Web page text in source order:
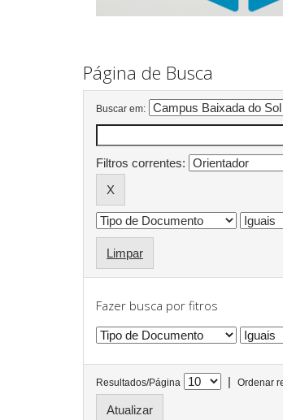
Página de Busca
Buscar em:
Filtros correntes:
Limpar
Fazer busca por fitros
Resultados/Página | Ordenar